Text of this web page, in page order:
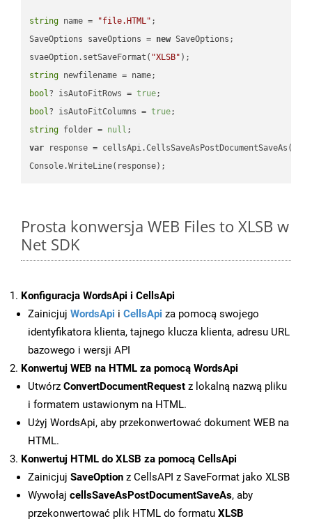
string name = "file.HTML" ;
SaveOptions saveOptions = new SaveOptions;
svaeOption.setSaveFormat( "XLSB"
string
bool? isAutoFitRows = true
bool? isAutoFitColumns = true
string folder = null
var response =
Prosta konwersja WEB Files to XLSB w
Net SDK
Konfiguracja WordsApi i CellsApi
Zainicjuj WordsApi i CellsApi za pomocą swojego
identyfikatora klienta, tajnego klucza klienta, adresu URL
bazowego i wersji API
Konwertuj WEB na HTML za pomocą WordsApi
Utwórz ConvertDocumentRequest z lokalną nazwą pliku
i formatem ustawionym na HTML.
Użyj WordsApi, aby przekonwertować dokument WEB na
HTML.
Konwertuj HTML do XLSB za pomocą CellsApi
Zainicjuj SaveOption z CellsAPI z SaveFormat jako XLSB
Wywołaj cellsSaveAsPostDocumentSaveAs, aby
przekonwertować plik HTML do formatu XLSB